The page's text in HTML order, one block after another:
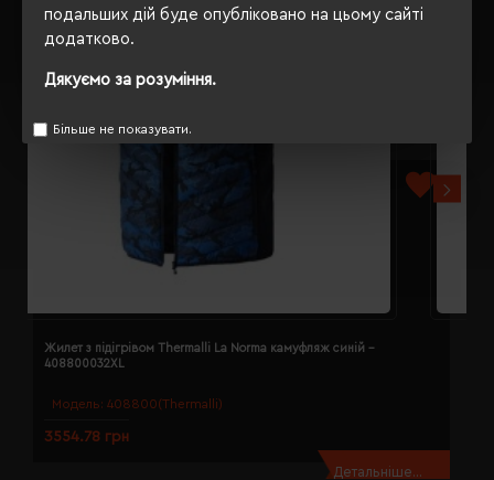
подальших дій буде опубліковано на цьому сайті
додатково.
Дякуємо за розуміння.
Більше не показувати.
Модель: 408800(Thermalli)
Жилет з підігрівом Thermalli La Norma камуфляж синій -
408800032XL
3554.78 грн
Детальніше...